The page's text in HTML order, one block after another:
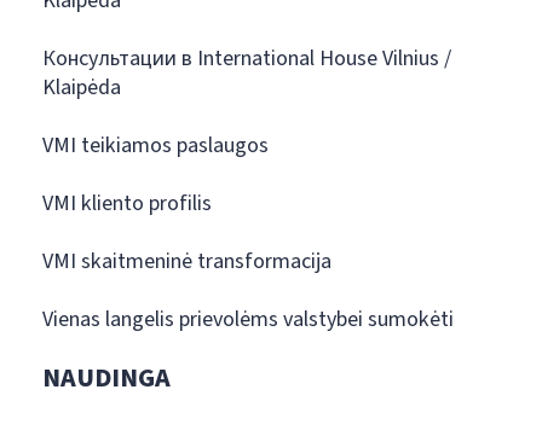
Консультации в International House Vilnius /
Klaipėda
VMI teikiamos paslaugos
VMI kliento profilis
VMI skaitmeninė transformacija
Vienas langelis prievolėms valstybei sumokėti
NAUDINGA